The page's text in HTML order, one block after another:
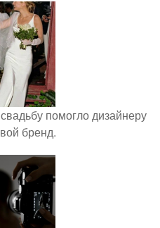
помогло дизайнеру
бренд.